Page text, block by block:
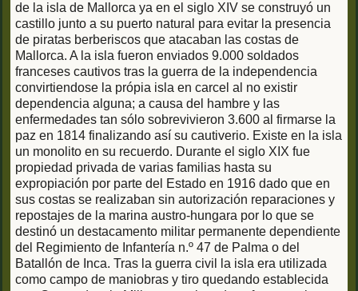
de la isla de Mallorca ya en el siglo XIV se construyó un
castillo junto a su puerto natural para evitar la presencia
de piratas berberiscos que atacaban las costas de
Mallorca. A la isla fueron enviados 9.000 soldados
franceses cautivos tras la guerra de la independencia
convirtiendose la própia isla en carcel al no existir
dependencia alguna; a causa del hambre y las
enfermedades tan sólo sobrevivieron 3.600 al firmarse la
paz en 1814 finalizando así su cautiverio. Existe en la isla
un monolito en su recuerdo. Durante el siglo XIX fue
propiedad privada de varias familias hasta su
expropiación por parte del Estado en 1916 dado que en
sus costas se realizaban sin autorización reparaciones y
repostajes de la marina austro-hungara por lo que se
destinó un destacamento militar permanente dependiente
del Regimiento de Infantería n.º 47 de Palma o del
Batallón de Inca. Tras la guerra civil la isla era utilizada
como campo de maniobras y tiro quedando establecida